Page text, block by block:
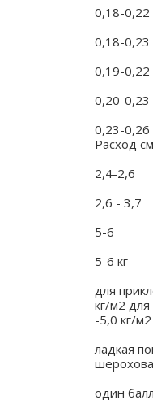
0,18-0,22
0,18-0,23
0,19-0,22
0,20-0,23
0,23-0,26
Расход
2,4-2,6
2,6 - 3,7
5-6
5-6 кг
для
кг/м2 для
-5,0 кг/м2
ладкая
один